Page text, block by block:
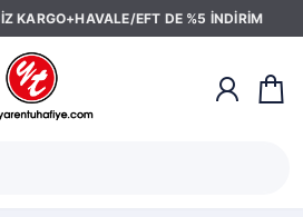
KARGO+HAVALE/EFT DE %5 İNDİRİM